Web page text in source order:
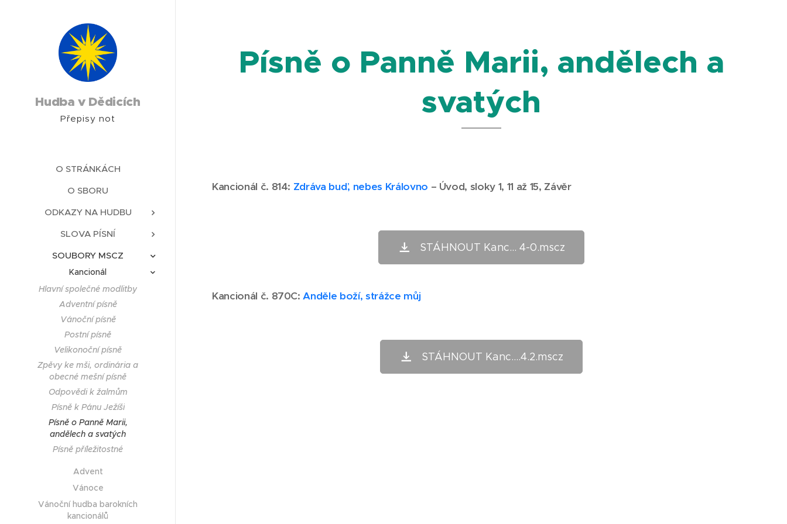
Hudba v Dědicích
Přepisy not
O STRÁNKÁCH
O SBORU
ODKAZY NA HUDBU
SLOVA PÍSNÍ
SOUBORY MSCZ
Kancionál
Hlavní společné modlitby
Adventní písně
Vánoční písně
Postní písně
Velikonoční písně
Zpěvy ke mši, ordinária a
obecné mešní písně
Odpovědi k žalmům
Písně k Pánu Ježíši
Písně o Panně Marii,
andělech a svatých
Písně příležitostné
Advent
Vánoce
Vánoční hudba barokních
kancionálů
Písně o Panně Marii, andělech a
svatých
Kancionál č. 814: Zdráva buď, nebes Královno – Úvod, sloky 1, 11 až 15, Závěr
STÁHNOUT Kanc... 4-0.mscz
Kancionál č. 870C:Anděle boží, strážce můj
STÁHNOUT Kanc....4.2.mscz